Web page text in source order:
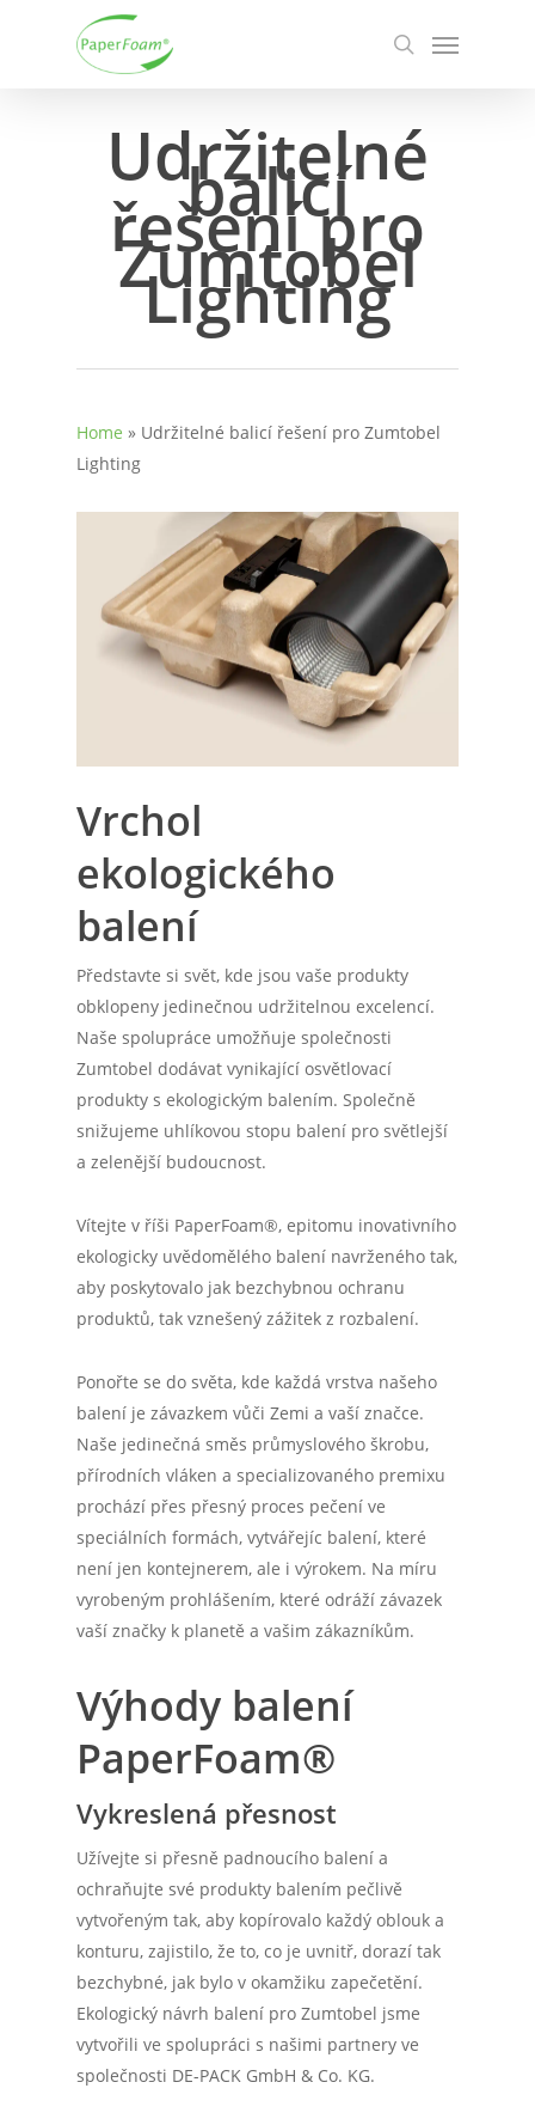
search
Menu
Udržitelné
balicí
řešení pro
Zumtobel
Lighting
Home » Udržitelné balicí řešení pro Zumtobel
Lighting
Vrchol
ekologického
balení
Představte si svět, kde jsou vaše produkty
obklopeny jedinečnou udržitelnou excelencí.
Naše spolupráce umožňuje společnosti
Zumtobel dodávat vynikající osvětlovací
produkty s ekologickým balením. Společně
snižujeme uhlíkovou stopu balení pro světlejší
a zelenější budoucnost.
Vítejte v říši PaperFoam®, epitomu inovativního
ekologicky uvědomělého balení navrženého tak,
aby poskytovalo jak bezchybnou ochranu
produktů, tak vznešený zážitek z rozbalení.
Ponořte se do světa, kde každá vrstva našeho
balení je závazkem vůči Zemi a vaší značce.
Naše jedinečná směs průmyslového škrobu,
přírodních vláken a specializovaného premixu
prochází přes přesný proces pečení ve
speciálních formách, vytvářejíc balení, které
není jen kontejnerem, ale i výrokem. Na míru
vyrobeným prohlášením, které odráží závazek
vaší značky k planetě a vašim zákazníkům.
Výhody balení
PaperFoam®
Vykreslená přesnost
Užívejte si přesně padnoucího balení a
ochraňujte své produkty balením pečlivě
vytvořeným tak, aby kopírovalo každý oblouk a
konturu, zajistilo, že to, co je uvnitř, dorazí tak
bezchybné, jak bylo v okamžiku zapečetění.
Ekologický návrh balení pro Zumtobel jsme
vytvořili ve spolupráci s našimi partnery ve
společnosti DE-PACK GmbH & Co. KG.